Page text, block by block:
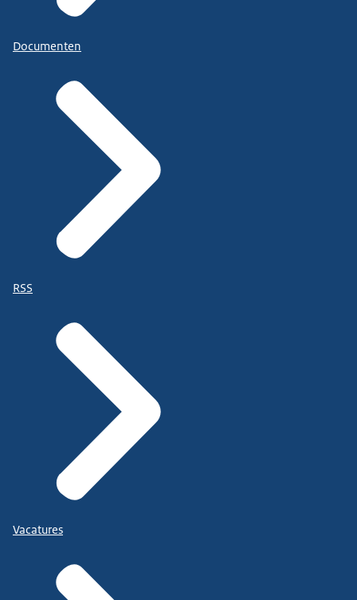
Documenten
RSS
Vacatures